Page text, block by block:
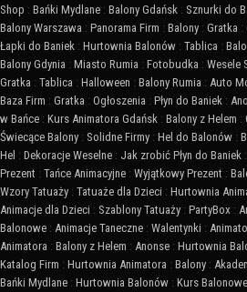
Shop : Bańki Mydlane : Balony Gdańsk : Sznurki do
Balony Warszawa : Panorama Firm : Balony : Gratka :
Łapki do Baniek : Hurtownia Balonów : Tablica :
Balony Gdynia : Miasto Rumia : Fotobudka : Wesele
Gratka : Tablica : Halloween : Balony Rumia : Auto
Baza Firm : Gratka : Ogłoszenia : Płyn do Baniek :
w Bańce : Kurs Animatora Gdańsk : Balony z Helem :
Świecące Balony : Solidne Firmy : Hel do Balonów :
Hel : Dekoracje Weselne : Jak zrobić Płyn do Baniek :
Prezent : Tańce Animacyjne : Wyjątkowy Prezent :
Wzory Tatuaży : Tatuaże dla Dzieci : Hurtownia
Animacje dla Dzieci : Szablony Tatuaży : PartyBox :
Balonowe : Animacje Taneczne : Walentynki :
Animatora : Balony z Helem : Anonse : Hurtownia
Katalog Firm : Hurtownia Animatora : Balony :
Bańki Mydlane : Hurtownia Balonów : Kurs